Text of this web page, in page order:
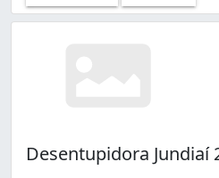
Desentupidora Jundiaí